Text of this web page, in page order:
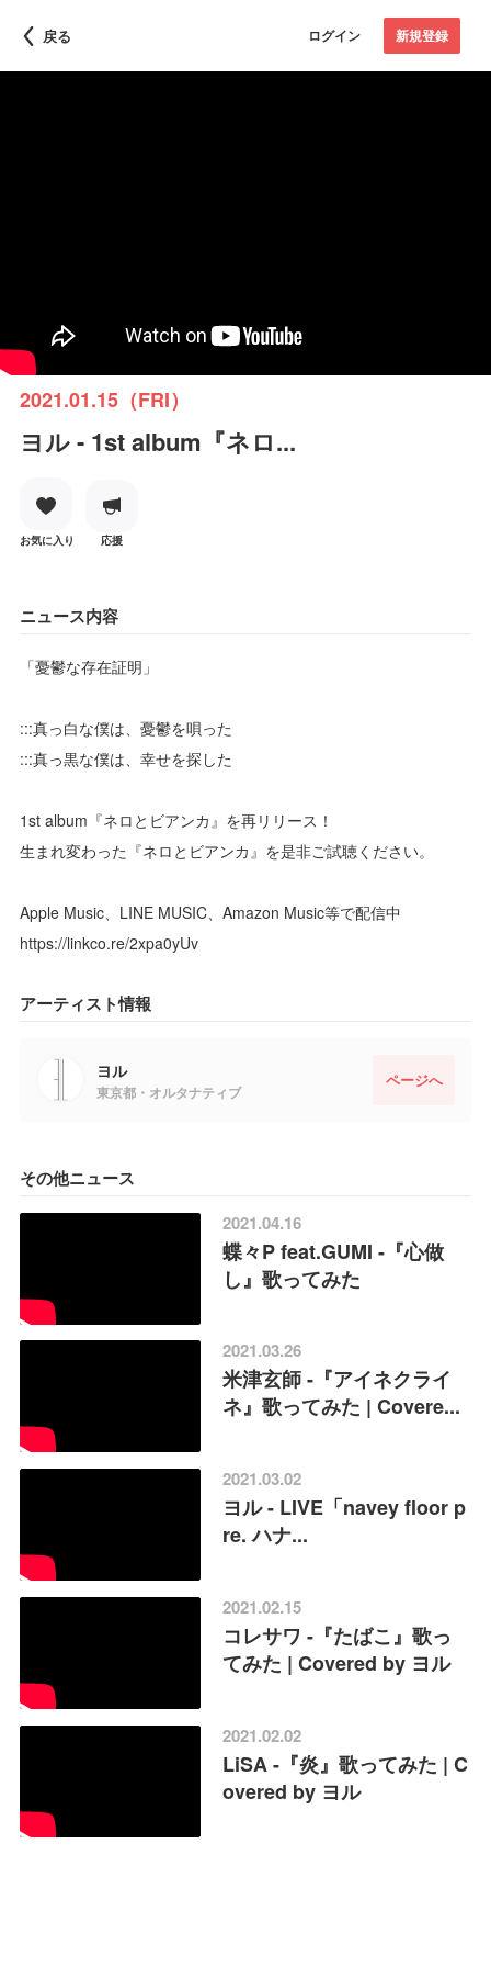
戻る ログイン 新規登録
2021.01.15（FRI）
ヨル - 1st album『ネロ...
お気に入り 応援
ニュース内容
「憂鬱な存在証明」
:::真っ白な僕は、憂鬱を唄った
:::真っ黒な僕は、幸せを探した
1st album『ネロとビアンカ』を再リリース！
生まれ変わった『ネロとビアンカ』を是非ご試聴ください。
Apple Music、LINE MUSIC、Amazon Music等で配信中
https://linkco.re/2xpa0yUv
アーティスト情報
ヨル
東京都・オルタナティブ
ページへ
その他ニュース
2021.04.16
蝶々P feat.GUMI -『心做
し』歌ってみた
2021.03.26
米津玄師 -『アイネクライ
ネ』歌ってみた | Covere...
2021.03.02
ヨル - LIVE「navey floor p
re. ハナ...
2021.02.15
コレサワ -『たばこ』歌っ
てみた | Covered by ヨル
2021.02.02
LiSA -『炎』歌ってみた | C
overed by ヨル